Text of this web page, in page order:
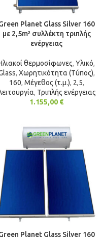
Planet Glass Silver 160
με 2,5m² συλλέκτη τριπλής
ενέργειας
θερμοσίφωνες, Υλικό,
, Χωρητικότητα (Τύπος),
160, Μέγεθος (τ.μ.), 2,5,
, Τριπλής ενέργειας
1.155,00 €
Planet Glass Silver 160